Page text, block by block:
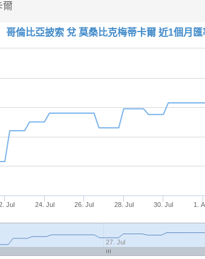
爾
哥倫比亞披索 兌 莫桑比克梅蒂卡爾 近1個月匯
Jul 24. Jul 26. Jul 28. Jul 30. Jul 1.
27. Jul